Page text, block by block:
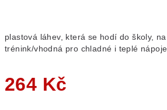
plastová láhev, která se hodí do školy,
trénink/vhodná pro chladné i teplé
264 Kč